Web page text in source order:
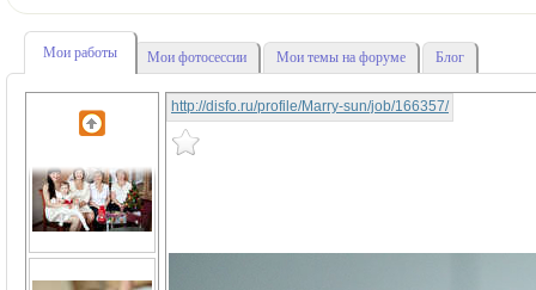
Мои работы Мои фотосессии Мои темы на форуме Блог
http://disfo.ru/profile/Marry-sun/job/166357/